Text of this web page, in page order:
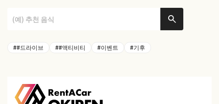
##드라이브 ##액티비티 #이벤트 #기후